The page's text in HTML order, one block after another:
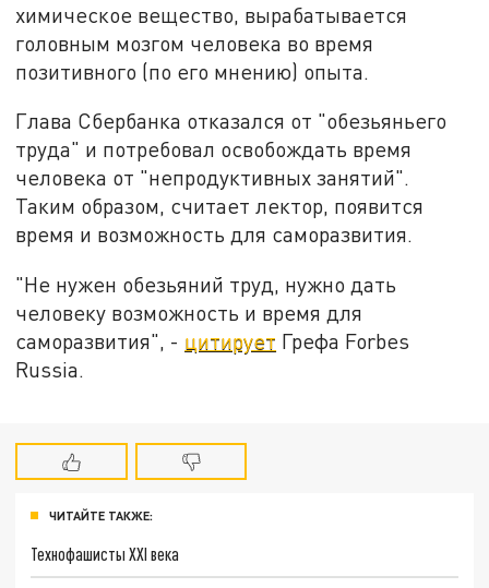
химическое вещество, вырабатывается
головным мозгом человека во время
позитивного (по его мнению) опыта.
Глава Сбербанка отказался от "обезьяньего
труда" и потребовал освобождать время
человека от "непродуктивных занятий".
Таким образом, считает лектор, появится
время и возможность для саморазвития.
"Не нужен обезьяний труд, нужно дать
человеку возможность и время для
саморазвития", - цитирует Грефа Forbes
Russia.
ЧИТАЙТЕ ТАКЖЕ:
Технофашисты XXI века